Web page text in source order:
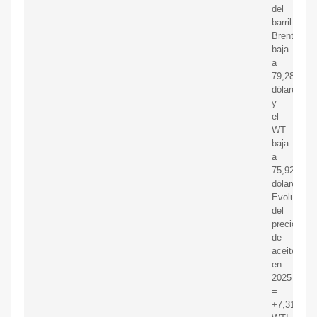
del
barril
Brent
baja
a
79,28
dólares,
y
el
WT
baja
a
75,92
dólares.
Evolución
del
precio
de
en
2025
=
+7,31%.